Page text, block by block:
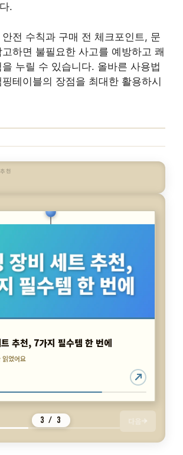
.
전 수칙과 구매 전 체크포인트, 문
하면 불필요한 사고를 예방하고 쾌
누릴 수 있습니다. 올바른 사용법
테이블의 장점을 최대한 활용하시
천
오늘 읽었어요
오늘 읽었어요
추천, 7가지 필수템 한 번에
었어요
3 / 3